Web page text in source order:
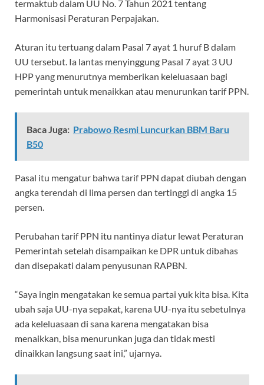
termaktub dalam UU No. 7 Tahun 2021 tentang
Harmonisasi Peraturan Perpajakan.
Aturan itu tertuang dalam Pasal 7 ayat 1 huruf B dalam
UU tersebut. Ia lantas menyinggung Pasal 7 ayat 3 UU
HPP yang menurutnya memberikan keleluasaan bagi
pemerintah untuk menaikkan atau menurunkan tarif PPN.
Baca Juga: Prabowo Resmi Luncurkan BBM Baru
B50
Pasal itu mengatur bahwa tarif PPN dapat diubah dengan
angka terendah di lima persen dan tertinggi di angka 15
persen.
Perubahan tarif PPN itu nantinya diatur lewat Peraturan
Pemerintah setelah disampaikan ke DPR untuk dibahas
dan disepakati dalam penyusunan RAPBN.
“Saya ingin mengatakan ke semua partai yuk kita bisa. Kita
ubah saja UU-nya sepakat, karena UU-nya itu sebetulnya
ada keleluasaan di sana karena mengatakan bisa
menaikkan, bisa menurunkan juga dan tidak mesti
dinaikkan langsung saat ini,” ujarnya.